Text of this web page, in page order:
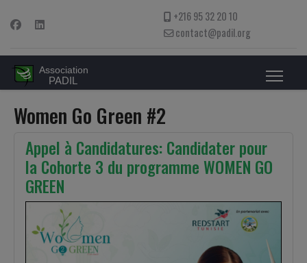
+216 95 32 20 10
contact@padil.org
Women Go Green #2
Appel à Candidatures: Candidater pour
la Cohorte 3 du programme WOMEN GO
GREEN